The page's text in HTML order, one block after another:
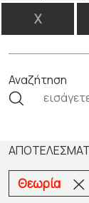
Χ
Αναζήτηση
Θεωρία